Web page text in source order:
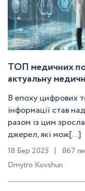
ТОП медичних
актуальну
В епоху цифрових
інформації став
разом із цим
джерел, які мож[...]
18 Бер 2025
867
Dmytro Kovshun